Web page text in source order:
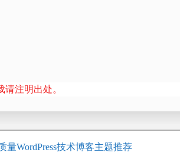
请注明出处。
量WordPress技术博客主题推荐